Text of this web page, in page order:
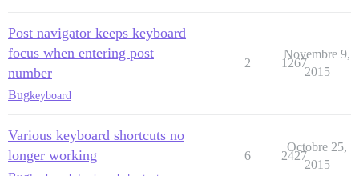
Post navigator keeps keyboard
focus when entering post
number
Bugkeyboard
2 1267
Novembre 9,
2015
Various keyboard shortcuts no
longer working
6 2427
Octobre 25,
2015